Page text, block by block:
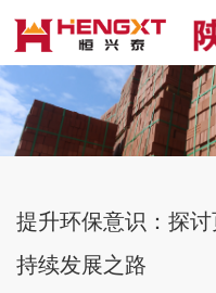
提升环保意识：探
持续发展之路